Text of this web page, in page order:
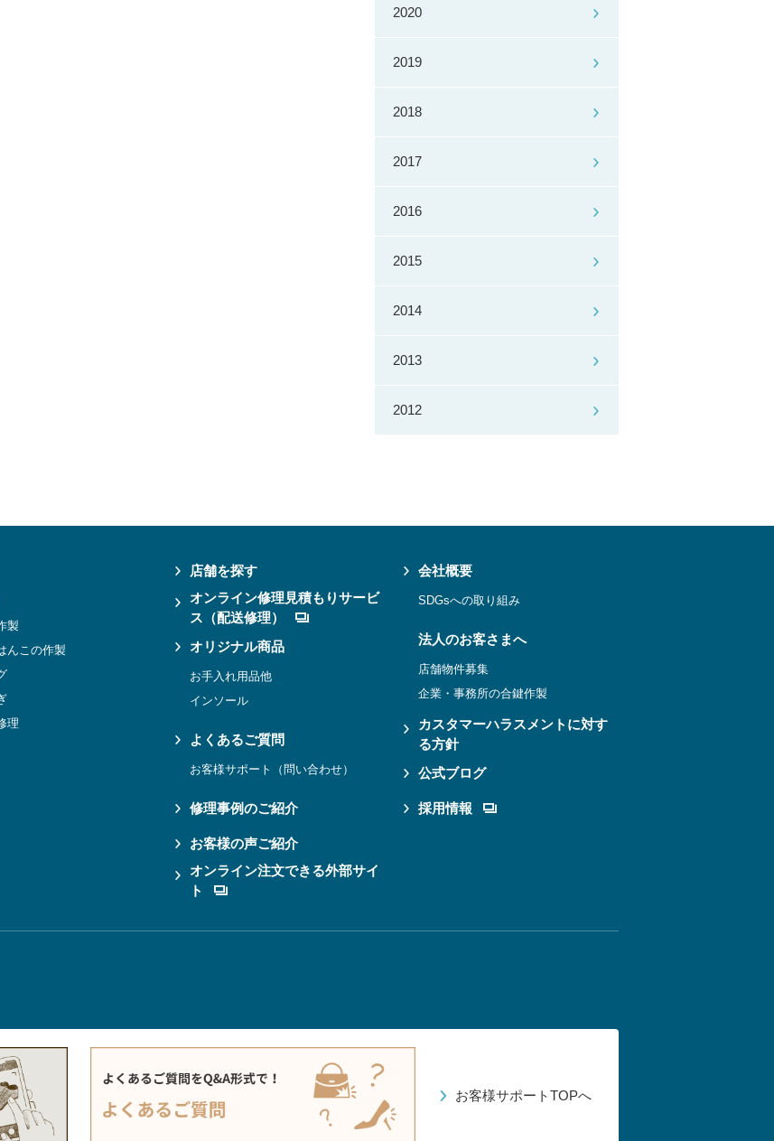
2020
2019
2018
2017
2016
2015
2014
2013
2012
お客様サポートTOPへ
製
んこの作製
理
店舗を探す
オンライン修理見積もりサービ
ス（配送修理）
オリジナル商品
お手入れ用品他
インソール
よくあるご質問
お客様サポート（問い合わせ）
修理事例のご紹介
お客様の声ご紹介
オンライン注文できる外部サイ
ト
会社概要
SDGsへの取り組み
法人のお客さまへ
店舗物件募集
企業・事務所の合鍵作製
カスタマーハラスメントに対す
る方針
公式ブログ
採用情報